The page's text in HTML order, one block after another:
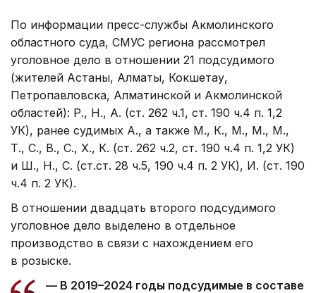
По информации пресс-службы Акмолинского
областного суда, СМУС региона рассмотрел
уголовное дело в отношении 21 подсудимого
(жителей Астаны, Алматы, Кокшетау,
Петропавловска, Алматинской и Акмолинской
областей): Р., Н., А. (ст. 262 ч.1, ст. 190 ч.4 п. 1,2
УК), ранее судимых А., а также М., К., М., М., М.,
Т., С., В., С., Х., К. (ст. 262 ч.2, ст. 190 ч.4 п. 1,2 УК)
и Ш., Н., С. (ст.ст. 28 ч.5, 190 ч.4 п. 2 УК), И. (ст. 190
ч.4 п. 2 УК).
В отношении двадцать второго подсудимого
уголовное дело выделено в отдельное
производство в связи с нахождением его
в розыске.
— В 2019–2024 годы подсудимые в составе